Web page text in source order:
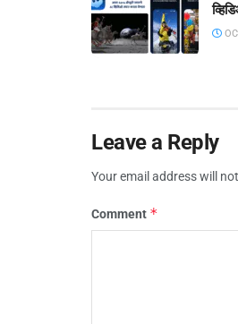
Leave a Reply
Your email address will
Comment *